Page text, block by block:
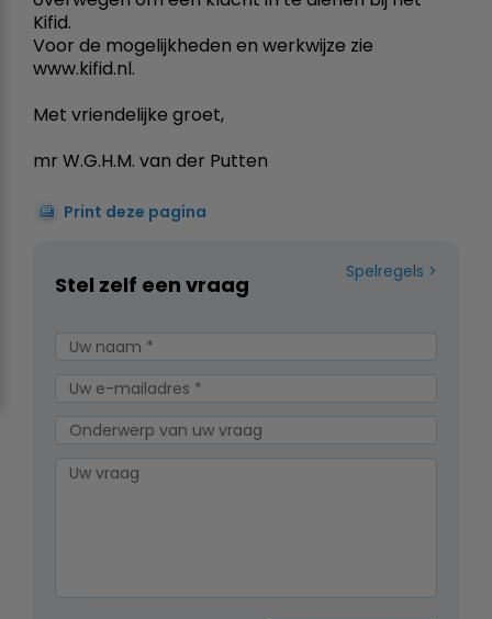
Kifid.
Voor de mogelijkheden en werkwijze zie
www.kifid.nl.
Met vriendelijke groet,
mr W.G.H.M. van der Putten
Print deze pagina
Spelregels
Stel zelf een vraag